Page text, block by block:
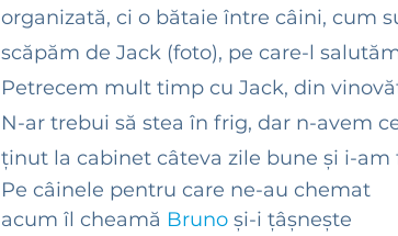
organizată, ci o bătaie între câini, cum
scăpăm de Jack (foto), pe care-l
Petrecem mult timp cu Jack, din
N-ar trebui să stea în frig, dar n-avem
ținut la cabinet câteva zile bune și i-
Pe câinele pentru care ne-au chemat
acum îl cheamă Bruno și-i țâșnește